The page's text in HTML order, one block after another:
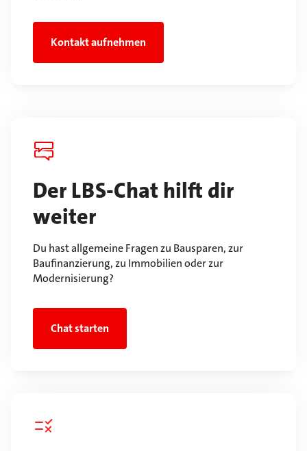
Kontakt aufnehmen
Der LBS-Chat hilft dir
weiter
Du hast allgemeine Fragen zu Bausparen, zur
Baufinanzierung, zu Immobilien oder zur
Modernisierung?
Chat starten